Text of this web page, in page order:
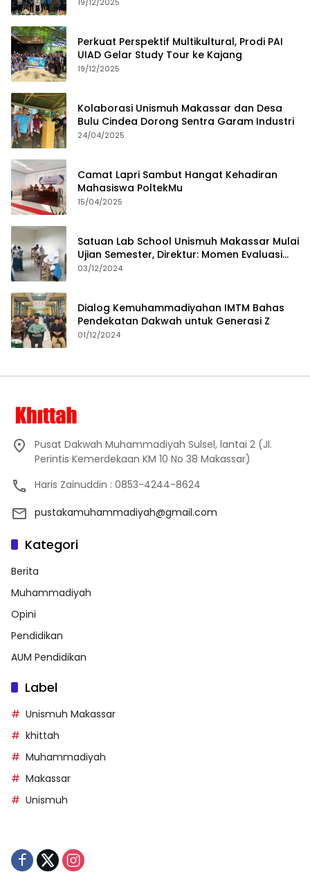
Perkuat Perspektif Multikultural, Prodi PAI
UIAD Gelar Study Tour ke Kajang
19/12/2025
Kolaborasi Unismuh Makassar dan Desa
Bulu Cindea Dorong Sentra Garam Industri
24/04/2025
Camat Lapri Sambut Hangat Kehadiran
Mahasiswa PoltekMu
15/04/2025
Satuan Lab School Unismuh Makassar Mulai
Ujian Semester, Direktur: Momen Evaluasi
Proses Pembelajaran
03/12/2024
Dialog Kemuhammadiyahan IMTM Bahas
Pendekatan Dakwah untuk Generasi Z
01/12/2024
Pusat Dakwah Muhammadiyah Sulsel, lantai 2 (Jl.
Perintis Kemerdekaan KM 10 No 38 Makassar)
Haris Zainuddin : 0853-4244-8624
pustakamuhammadiyah@gmail.com
Kategori
Berita
Muhammadiyah
Opini
Pendidikan
AUM Pendidikan
Label
Unismuh Makassar
khittah
Muhammadiyah
Makassar
Unismuh